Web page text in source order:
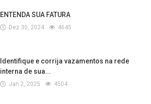
ENTENDA SUA FATURA
Dez 30, 2024 4645
Identifique e corrija vazamentos na rede
interna de sua...
Jan 2, 2025 4504